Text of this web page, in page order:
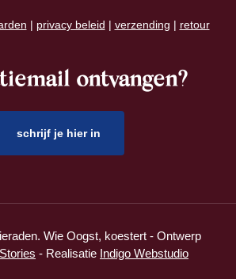
| privacy beleid | verzending | retour
ontvangen?
schrijf je hier in
Wie Oogst, koestert - Ontwerp
- Realisatie Indigo Webstudio